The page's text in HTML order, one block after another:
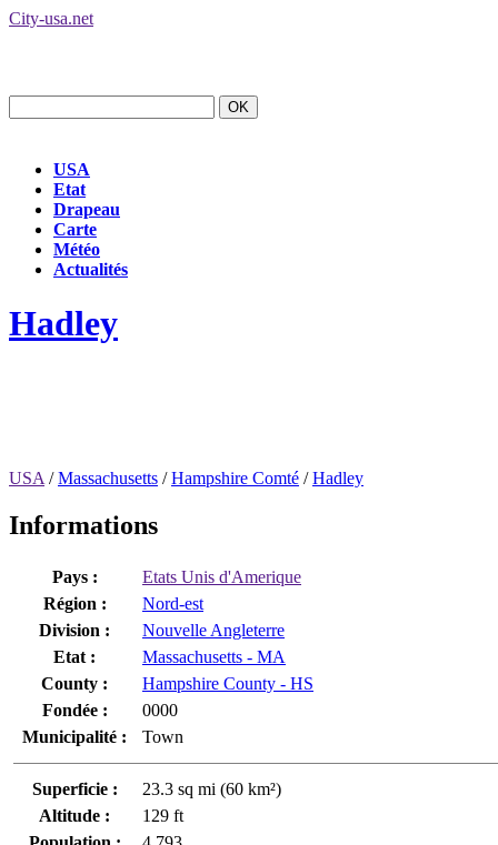
City-usa.net
USA
Etat
Drapeau
Carte
Météo
Actualités
Hadley
USA /Massachusetts /Hampshire Comté /Hadley
Informations
Pays :
Etats Unis d'Amerique
Région :
Nord-est
Division :
Nouvelle Angleterre
Etat :
Massachusetts - MA
County :
Hampshire County - HS
Fondée :
0000
Municipalité :
Town
Superficie :
23.3 sq mi (60 km²)
Altitude :
129 ft